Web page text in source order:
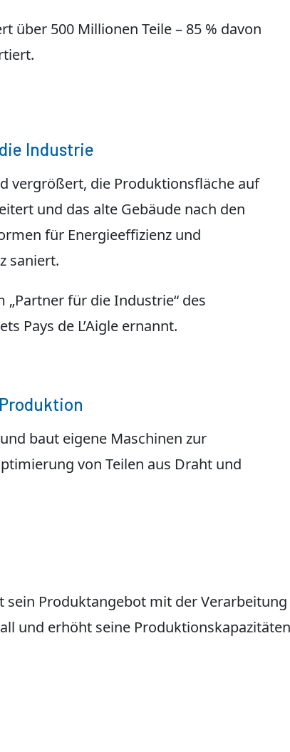
über 500 Millionen Teile – 85 % davon
Industrie
vergrößert, die Produktionsfläche auf
und das alte Gebäude nach den
für Energieeffizienz und
saniert.
„Partner für die Industrie“ des
Pays de L’Aigle ernannt.
baut eigene Maschinen zur
von Teilen aus Draht und
sein Produktangebot mit der Verarbeitung
und erhöht seine Produktionskapazitäten